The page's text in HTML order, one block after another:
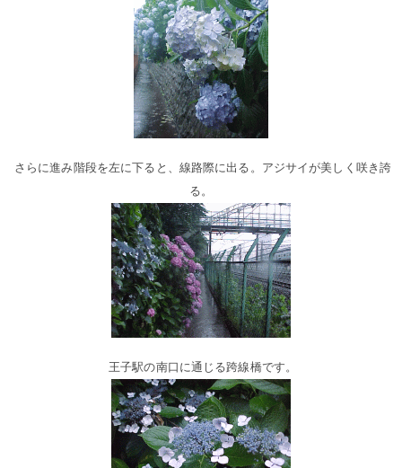
さらに進み階段を左に下ると、線路際に出る。アジサイが美しく咲き誇
る。
王子駅の南口に通じる跨線橋です。